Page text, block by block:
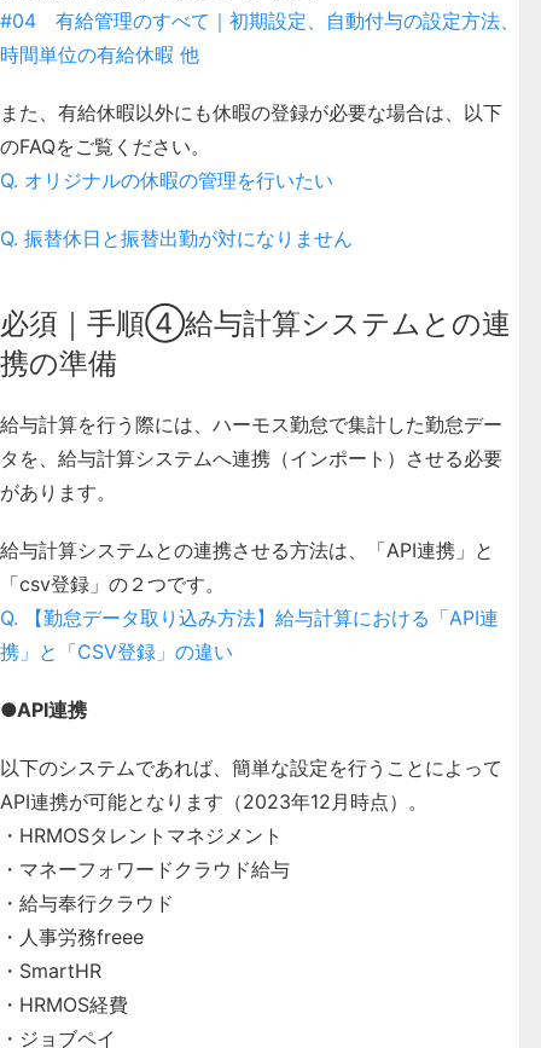
#04 有給管理のすべて｜初期設定、自動付与の設定方法、
時間単位の有給休暇 他
また、有給休暇以外にも休暇の登録が必要な場合は、以下
のFAQをご覧ください。
Q. オリジナルの休暇の管理を行いたい
Q. 振替休日と振替出勤が対になりません
必須｜手順④給与計算システムとの連
携の準備
給与計算を行う際には、ハーモス勤怠で集計した勤怠デー
タを、給与計算システムへ連携（インポート）させる必要
があります。
給与計算システムとの連携させる方法は、「API連携」と
「csv登録」の２つです。
Q. 【勤怠データ取り込み方法】給与計算における「API連
携」と「CSV登録」の違い
●API連携
以下のシステムであれば、簡単な設定を行うことによって
API連携が可能となります（2023年12月時点）。
・HRMOSタレントマネジメント
・マネーフォワードクラウド給与
・給与奉行クラウド
・人事労務freee
・SmartHR
・HRMOS経費
・ジョブペイ